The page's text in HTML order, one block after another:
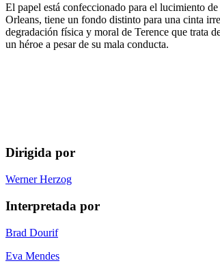
El papel está confeccionado para el lucimiento
Orleans, tiene un fondo distinto para una cinta
degradación física y moral de Terence que trata
un héroe a pesar de su mala conducta.
Dirigida por
Werner Herzog
Interpretada por
Brad Dourif
Eva Mendes